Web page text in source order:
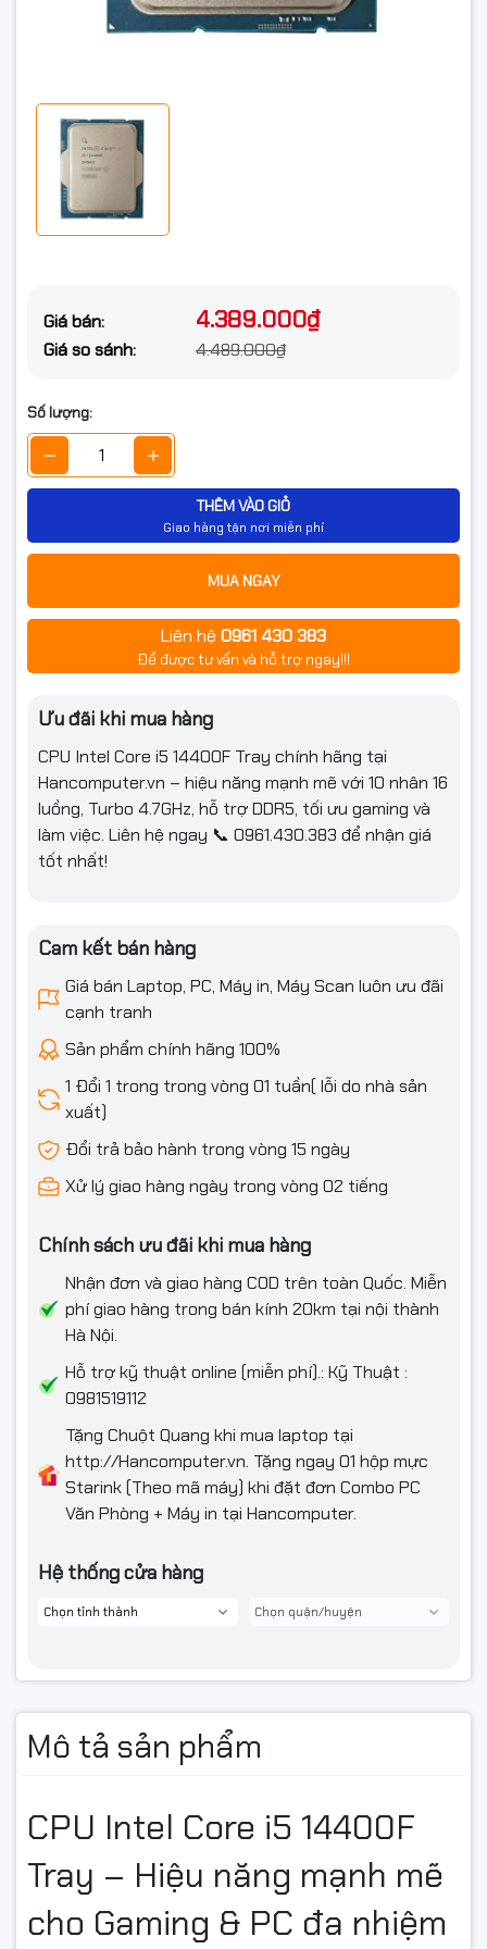
Giá bán: 4.389.000₫
Giá so sánh: 4.489.000₫
Số lượng:
THÊM VÀO GIỎ
Giao hàng tận nơi miễn phí
MUA NGAY
Liên hệ 0961 430 383
Để được tư vấn và hỗ trợ ngay!!!
Ưu đãi khi mua hàng
CPU Intel Core i5 14400F Tray chính hãng tại
Hancomputer.vn – hiệu năng mạnh mẽ với 10 nhân 16
luồng, Turbo 4.7GHz, hỗ trợ DDR5, tối ưu gaming và
làm việc. Liên hệ ngay 📞 0961.430.383 để nhận giá
tốt nhất!
Cam kết bán hàng
Giá bán Laptop, PC, Máy in, Máy Scan luôn ưu đãi
cạnh tranh
Sản phẩm chính hãng 100%
1 Đổi 1 trong trong vòng 01 tuần( lỗi do nhà sản
xuất)
Đổi trả bảo hành trong vòng 15 ngày
Xử lý giao hàng ngày trong vòng 02 tiếng
Chính sách ưu đãi khi mua hàng
Nhận đơn và giao hàng COD trên toàn Quốc. Miễn
phí giao hàng trong bán kính 20km tại nội thành
Hà Nội.
Hỗ trợ kỹ thuật online (miễn phí).: Kỹ Thuật :
0981519112
Tặng Chuột Quang khi mua laptop tại
http://Hancomputer.vn. Tặng ngay 01 hộp mực
Starink (Theo mã máy) khi đặt đơn Combo PC
Văn Phòng + Máy in tại Hancomputer.
Hệ thống cửa hàng
Mô tả sản phẩm
CPU Intel Core i5 14400F
Tray – Hiệu năng mạnh mẽ
cho Gaming & PC đa nhiệm